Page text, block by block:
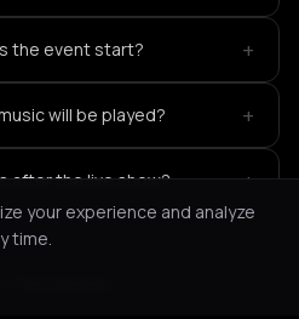
the event start? +
will be played? +
after the live show? +
your experience and analyze
time.